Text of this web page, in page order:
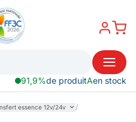
91,9%de produitAen stock
essence 12v/24v /